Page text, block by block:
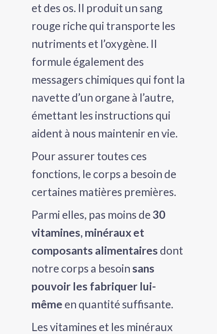
et des os. Il produit un sang
rouge riche qui transporte les
nutriments et l’oxygène. Il
formule également des
messagers chimiques qui font la
navette d’un organe à l’autre,
émettant les instructions qui
aident à nous maintenir en vie.
Pour assurer toutes ces
fonctions, le corps a besoin de
certaines matières premières.
Parmi elles, pas moins de 30
vitamines, minéraux et
composants alimentaires dont
notre corps a besoinsans
pouvoir les fabriquer lui-
même en quantité suffisante.
Les vitamines et les minéraux